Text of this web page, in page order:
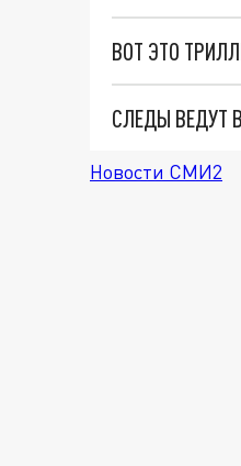
ВОТ ЭТО
Новости СМИ2